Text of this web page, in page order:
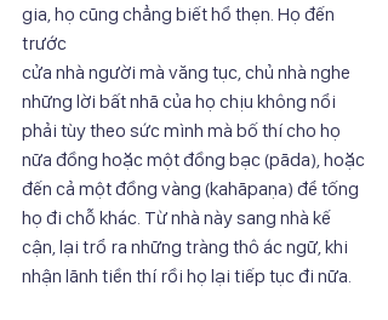
gia, họ cũng chẳng biết hổ thẹn. Họ đến
trước
cửa nhà người mà văng tục, chủ nhà nghe
những lời bất nhã của họ chịu không nổi
phải tùy theo sức mình mà bố thí cho họ
nữa đồng hoặc một đồng bạc (pāda), hoặc
đến cả một đồng vàng (kahāpaṇa) để tống
họ đi chỗ khác. Từ nhà này sang nhà kế
cận, lại trổ ra những tràng thô ác ngữ, khi
nhận lãnh tiền thí rồi họ lại tiếp tục đi nữa.